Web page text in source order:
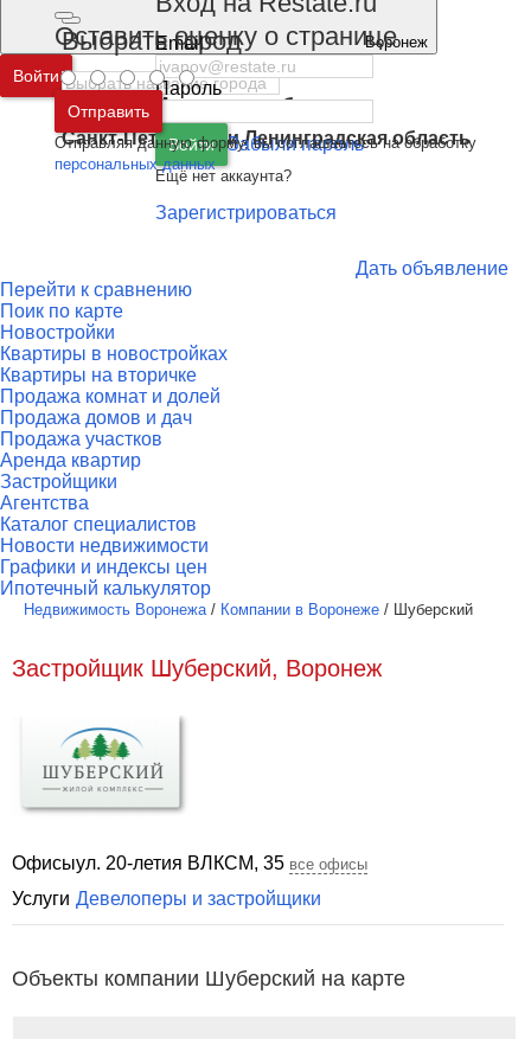
Воронеж
Войти
Дать объявление
Перейти к сравнению
Поик по карте
Новостройки
Квартиры в новостройках
Квартиры на вторичке
Продажа комнат и долей
Продажа домов и дач
Продажа участков
Аренда квартир
Застройщики
Агентства
Каталог специалистов
Новости недвижимости
Графики и индексы цен
Ипотечный калькулятор
Выбрать город
Москва и
Московская область
Санкт-Петербург иЛенинградская область
Email
Пароль
Войти Забыли пароль
Ещё нет аккаунта?
Зарегистрироваться
Недвижимость Воронежа/ Компании в Воронеже / Шуберский
Застройщик Шуберский, Воронеж
Офисыул. 20-­летия ВЛКСМ, 35 все офисы
Услуги Девелоперы и застройщики
Объекты компании Шуберский на карте
Оставить оценку о странице
Отправить
Отправляя данную форму, вы соглашаетесь на обработку
персональных данных